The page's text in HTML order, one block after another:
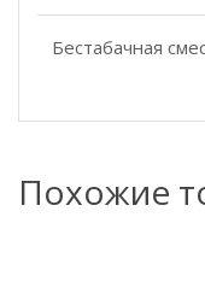
Бестабачная
Похожие